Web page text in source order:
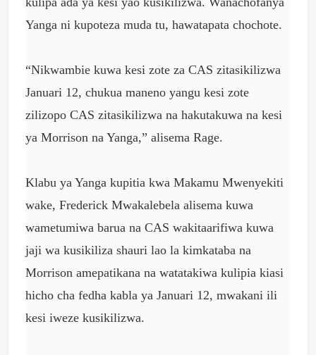
Yanga ni kupoteza muda tu, hawatapata chochote.
“Nikwambie kuwa kesi zote za CAS zitasikilizwa
Januari 12, chukua maneno yangu kesi zote
zilizopo CAS zitasikilizwa na hakutakuwa na kesi
ya Morrison na Yanga,” alisema Rage.
Klabu ya Yanga kupitia kwa Makamu Mwenyekiti
wake, Frederick Mwakalebela alisema kuwa
wametumiwa barua na CAS wakitaarifiwa kuwa
jaji wa kusikiliza shauri lao la kimkataba na
Morrison amepatikana na watatakiwa kulipia kiasi
hicho cha fedha kabla ya Januari 12, mwakani ili
kesi iweze kusikilizwa.